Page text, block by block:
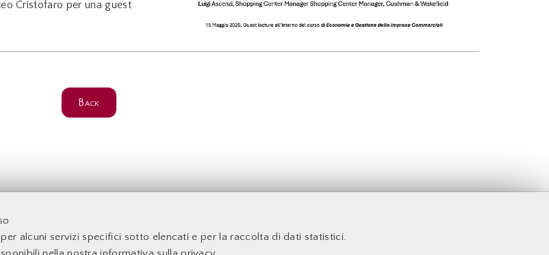
alcuni servizi specifici sotto elencati e per la raccolta di dati statistici.
Cristofaro per una guest
Back